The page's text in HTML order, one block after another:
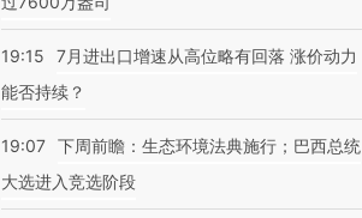
19:15
7月进出口增速从高位略有回落 涨价动力
能否持续？
19:07 下周前瞻：生态环境法典施行；巴西总统
大选进入竞选阶段